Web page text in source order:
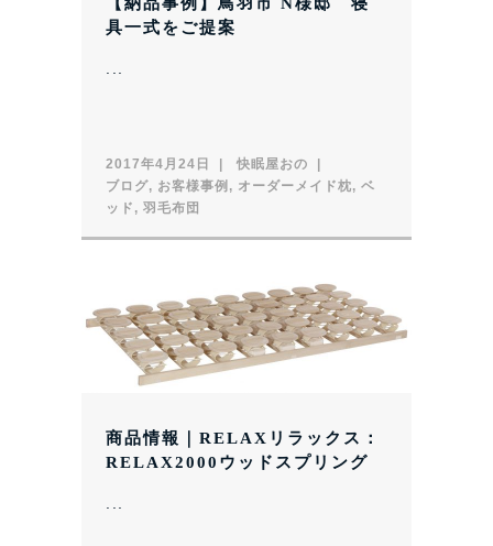
具一式をご提案
2017年4月24日
快眠屋おの
ブログ, お客様事例 , オーダーメイド枕, ベ
ッド , 羽毛布団
商品情報｜RELAXリラックス：
RELAX2000ウッドスプリング